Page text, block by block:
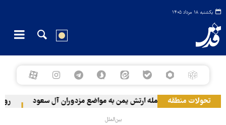
یکشنبه ۱۸ مرداد ۱۴۰۵
تحولات منطقهحمله ارتش یمن به مواضع مزدوران آل سعود رویترز: عربستان
بین‌الملل